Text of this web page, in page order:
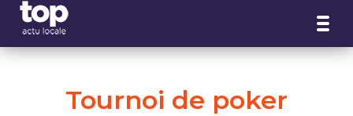
Tournoi de poker
Panneau de gestion des cookies